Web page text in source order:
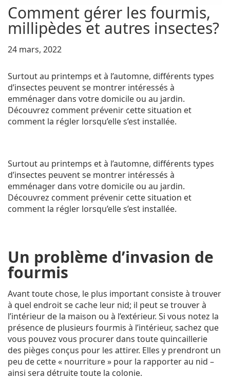
Comment gérer les fourmis,
millipèdes et autres insectes?
24 mars, 2022
Surtout au printemps et à l’automne, différents types
d’insectes peuvent se montrer intéressés à
emménager dans votre domicile ou au jardin.
Découvrez comment prévenir cette situation et
comment la régler lorsqu’elle s’est installée.
Surtout au printemps et à l’automne, différents types
d’insectes peuvent se montrer intéressés à
emménager dans votre domicile ou au jardin.
Découvrez comment prévenir cette situation et
comment la régler lorsqu’elle s’est installée.
Un problème d’invasion de
fourmis
Avant toute chose, le plus important consiste à trouver
à quel endroit se cache leur nid; il peut se trouver à
l’intérieur de la maison ou à l’extérieur. Si vous notez la
présence de plusieurs fourmis à l’intérieur, sachez que
vous pouvez vous procurer dans toute quincaillerie
des pièges conçus pour les attirer. Elles y prendront un
peu de cette « nourriture » pour la rapporter au nid –
ainsi sera détruite toute la colonie.